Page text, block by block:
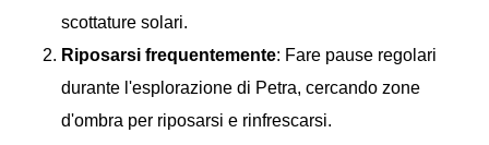
scottature solari.
Riposarsi frequentemente: Fare pause regolari
durante l'esplorazione di Petra, cercando zone
d'ombra per riposarsi e rinfrescarsi.